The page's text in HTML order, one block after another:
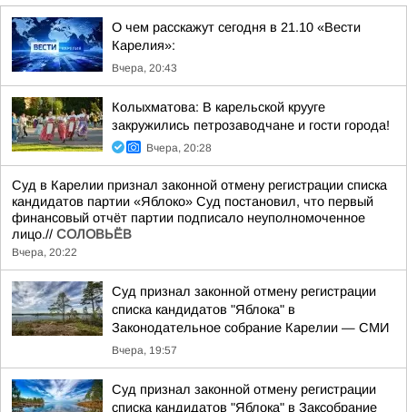
О чем расскажут сегодня в 21.10 «Вести
Карелия»:
Вчера, 20:43
Колыхматова: В карельской крууге
закружились петрозаводчане и гости города!
Вчера, 20:28
Суд в Карелии признал законной отмену регистрации списка
кандидатов партии «Яблоко» Суд постановил, что первый
финансовый отчёт партии подписало неуполномоченное
лицо.// СОЛОВЬЁВ
Вчера, 20:22
Суд признал законной отмену регистрации
списка кандидатов "Яблока" в
Законодательное собрание Карелии — СМИ
Вчера, 19:57
Суд признал законной отмену регистрации
списка кандидатов "Яблока" в Заксобрание